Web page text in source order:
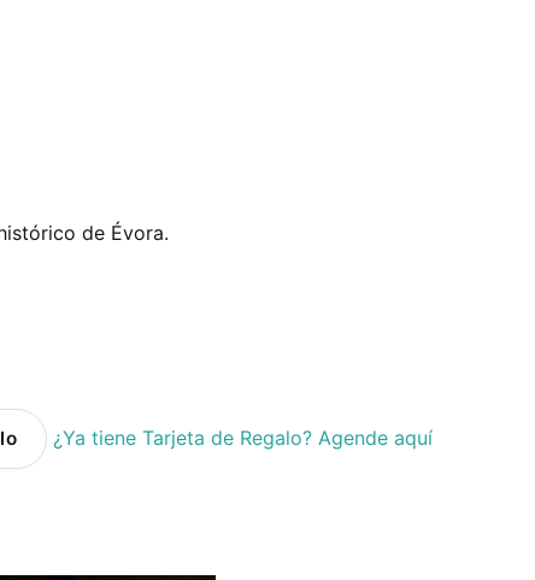
de Évora.
¿Ya tiene Tarjeta de Regalo? Agende aquí